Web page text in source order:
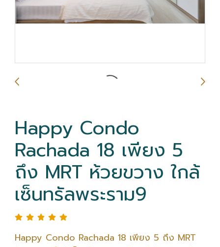
Happy Condo
Rachada 18 เพียง 5
ถึง MRT ห้วยขวาง ใกล้
เซ็นทรัลพระราม9
Happy Condo Rachada 18 เพียง 5 ถึง MRT